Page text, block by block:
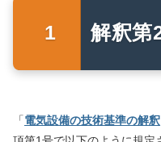
解釈第
「電気設備の技術基準の解釈